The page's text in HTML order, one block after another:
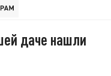
даче нашли